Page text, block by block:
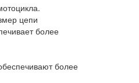
цепи
более
более